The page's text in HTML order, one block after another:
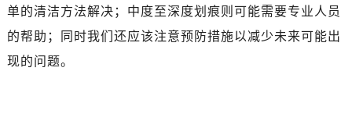
单的清洁方法解决；中度至深度划痕则可能需要专业人员
的帮助；同时我们还应该注意预防措施以减少未来可能出
现的问题。